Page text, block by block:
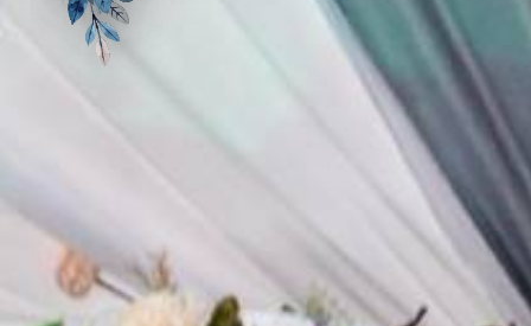
pernikahan kami.